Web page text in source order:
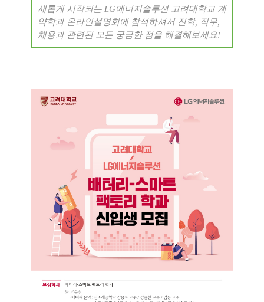
새롭게 시작되는 LG에너지솔루션 고려대학교 계
약학과 온라인설명회에 참석하셔서 진학, 직무,
채용과 관련된 모든 궁금한 점을 해결해보세요!